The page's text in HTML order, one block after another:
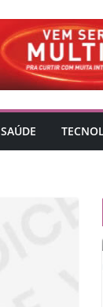
SAÚDE